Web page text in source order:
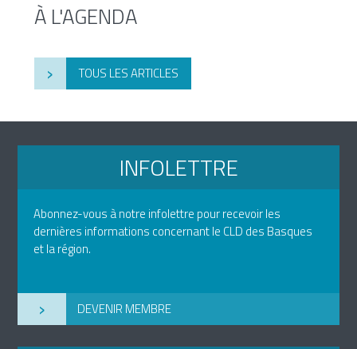
À L'AGENDA
› TOUS LES ARTICLES
INFOLETTRE
Abonnez-vous à notre infolettre pour recevoir les
dernières informations concernant le CLD des Basques
et la région.
› DEVENIR MEMBRE